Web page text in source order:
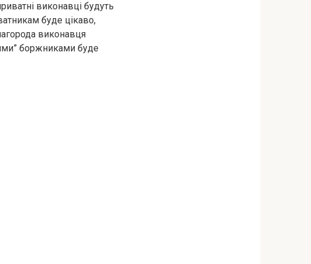
виконавці будуть
буде цікаво,
виконавця
боржниками буде